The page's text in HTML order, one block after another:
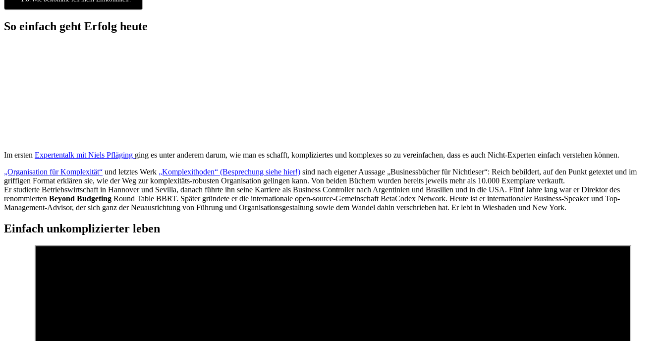
So einfach geht Erfolg heute
Im ersten Expertentalk mit Niels Pfläging ging es unter anderem darum, wie man es schafft, kompliziertes und komplexes so zu vereinfachen, dass es auch Nicht-Experten einfach verstehen können.
„Organisation für Komplexität“ und letztes Werk „Komplexithoden“ (Besprechung siehe hier!) sind nach eigener Aussage „Businessbücher für Nichtleser“: Reich bebildert, auf den Punkt getextet und im
griffigen Format erklären sie, wie der Weg zur komplexitäts-robusten Organisation gelingen kann. Von beiden Büchern wurden bereits jeweils mehr als 10.000 Exemplare verkauft.
Er studierte Betriebswirtschaft in Hannover und Sevilla, danach führte ihn seine Karriere als Business Controller nach Argentinien und Brasilien und in die USA. Fünf Jahre lang war er Direktor des
renommierten Beyond Budgeting Round Table BBRT. Später gründete er die internationale open-source-Gemeinschaft BetaCodex Network. Heute ist er internationaler Business-Speaker und Top-
Management-Advisor, der sich ganz der Neuausrichtung von Führung und Organisationsgestaltung sowie dem Wandel dahin verschrieben hat. Er lebt in Wiesbaden und New York.
Einfach unkomplizierter leben